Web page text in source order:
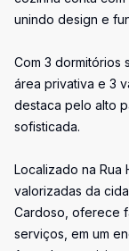
unindo design e
Com 3 dormitórios
área privativa e 3
destaca pelo alto
sofisticada.
Localizado na Rua
valorizadas da
Cardoso, oferece
serviços, em um